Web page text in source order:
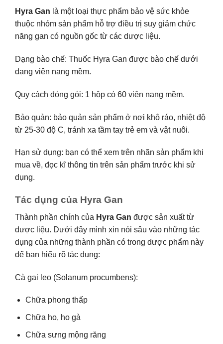
Hyra Gan là một loại thực phẩm bảo vệ sức khỏe
thuộc nhóm sản phẩm hỗ trợ điều trị suy giảm chức
năng gan có nguồn gốc từ các dược liệu.
Dạng bào chế: Thuốc Hyra Gan được bào chế dưới
dạng viên nang mềm.
Quy cách đóng gói: 1 hộp có 60 viên nang mềm.
Bảo quản: bảo quản sản phẩm ở nơi khô ráo, nhiệt độ
từ 25-30 độ C, tránh xa tầm tay trẻ em và vật nuôi.
Hạn sử dụng: bạn có thể xem trên nhãn sản phẩm khi
mua về, đọc kĩ thông tin trên sản phẩm trước khi sử
dụng.
Tác dụng của Hyra Gan
Thành phần chính của Hyra Gan được sản xuất từ
dược liệu. Dưới đây mình xin nói sâu vào những tác
dụng của những thành phần có trong dược phẩm này
để bạn hiểu rõ tác dụng:
Cà gai leo (Solanum procumbens):
Chữa phong thấp
Chữa ho, ho gà
Chữa sưng mộng răng